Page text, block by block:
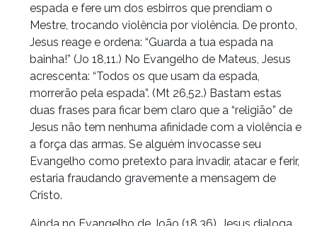
espada e fere um dos esbirros que prendiam o
Mestre, trocando violência por violência. De pronto,
Jesus reage e ordena: “Guarda a tua espada na
bainha!” (Jo 18,11.) No Evangelho de Mateus, Jesus
acrescenta: “Todos os que usam da espada,
morrerão pela espada”. (Mt 26,52.) Bastam estas
duas frases para ficar bem claro que a “religião” de
Jesus não tem nenhuma afinidade com a violência e
a força das armas. Se alguém invocasse seu
Evangelho como pretexto para invadir, atacar e ferir,
estaria fraudando gravemente a mensagem de
Cristo.